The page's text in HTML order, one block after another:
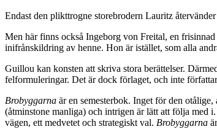
Endast den plikttrogne storebrodern Lauritz
Men här finns också Ingeborg von Freital, en
inifrånskildring av henne. Hon är istället, som alla
Guillou kan konsten att skriva stora berättelser.
felformuleringar. Det är dock förlaget, och inte
Brobyggarna är en semesterbok. Inget för den
(åtminstone manliga) och intrigen är lätt att följa med
vägen, ett medvetet och strategiskt val. Brobyggarna